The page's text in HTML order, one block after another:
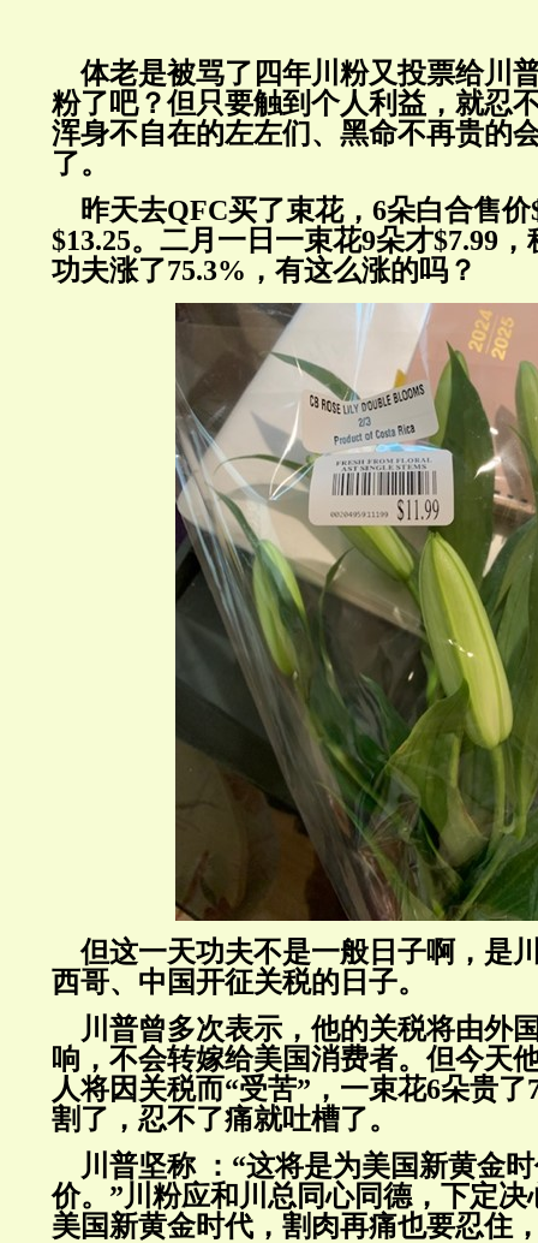
体老是被骂了四年川粉又投票给川
粉了吧？但只要触到个人利益，就忍
浑身不自在的左左们、黑命不再贵的
了。
昨天去QFC买了束花，6朵白合售价
$13.25。二月一日一束花9朵才$7.99，
功夫涨了75.3%，有这么涨的吗？
但这一天功夫不是一般日子啊，是
西哥、中国开征关税的日子。
川普曾多次表示，他的关税将由外
响，不会转嫁给美国消费者。但今天
人将因关税而“受苦”，一束花6朵贵
割了，忍不了痛就吐槽了。
川普坚称 ：“这将是为美国新黄金
价。”川粉应和川总同心同德，下定
美国新黄金时代，割肉再痛也要忍住